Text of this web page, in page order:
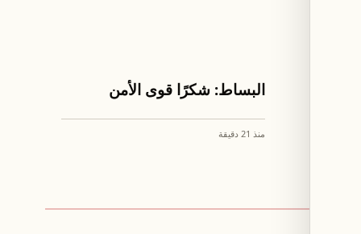
اخبار لبنان
البساط: شكرًا قوى الأمن
منذ 21 دقيقة